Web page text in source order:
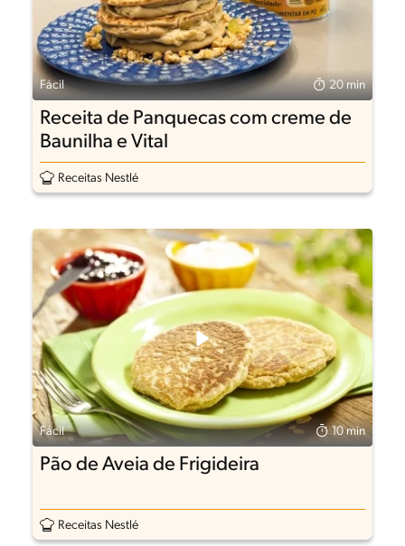
Fácil 20 min
Receita de Panquecas com creme de
Baunilha e Vital
Receitas Nestlé
Fácil 10 min
Pão de Aveia de Frigideira
Receitas Nestlé